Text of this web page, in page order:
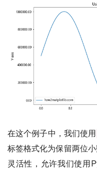
在这个例子中，我们使用
标签格式化为保留两位
灵活性，允许我们使用